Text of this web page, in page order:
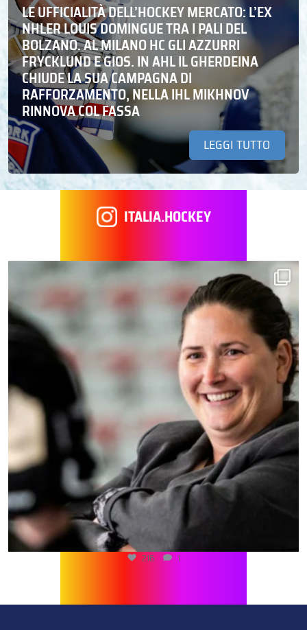
LE UFFICIALITÀ DELL’HOCKEY MERCATO: L’EX
NHLER LOUIS DOMINGUE TRA I PALI DEL
BOLZANO. AL MILANO HC GLI AZZURRI
FRYCKLUND E GIOS. IN AHL IL GHERDEINA
CHIUDE LA SUA CAMPAGNA DI
RAFFORZAMENTO, NELLA IHL MIKHNOV
RINNOVA COL FASSA
LEGGI TUTTO
ITALIA.HOCKEY
216 1